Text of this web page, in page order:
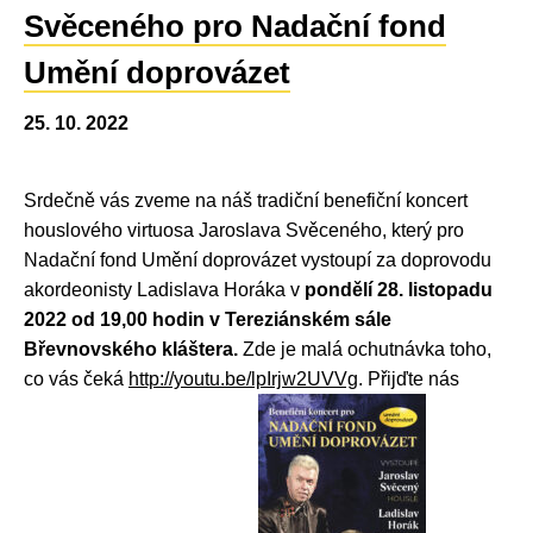
Svěceného pro Nadační fond
Umění doprovázet
25. 10. 2022
Srdečně vás zveme na náš tradiční benefiční koncert
houslového virtuosa Jaroslava Svěceného, který pro
Nadační fond Umění doprovázet vystoupí za doprovodu
akordeonisty Ladislava Horáka v pondělí 28. listopadu
2022 od 19,00 hodin v Tereziánském sále
Břevnovského kláštera. Zde je malá ochutnávka toho,
co vás čeká http://youtu.be/lpIrjw2UVVg. Přijďte nás